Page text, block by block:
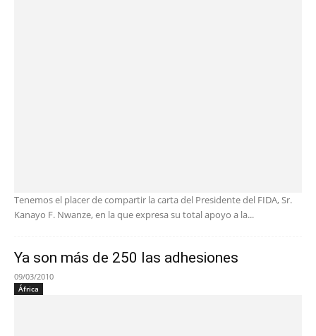
Tenemos el placer de compartir la carta del Presidente del FIDA, Sr.
Kanayo F. Nwanze, en la que expresa su total apoyo a la...
Ya son más de 250 las adhesiones
09/03/2010
África